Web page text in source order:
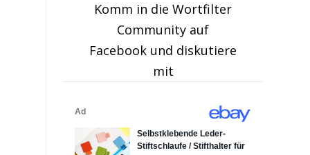
Komm in die Wortfilter
Community auf
Facebook und diskutiere
mit